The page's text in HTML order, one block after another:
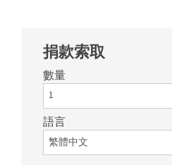
捐款索取
數量
語言